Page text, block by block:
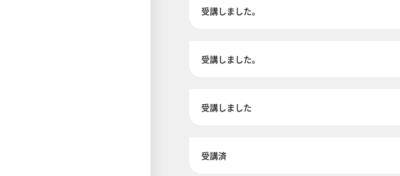
受講しました。
受講しました。
受講しました
受講済